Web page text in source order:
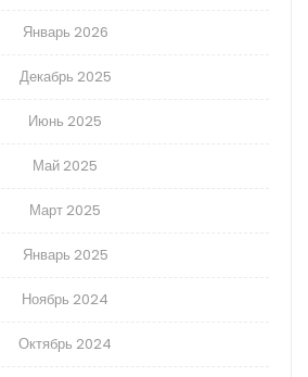
Январь 2026
Декабрь 2025
Июнь 2025
Май 2025
Март 2025
Январь 2025
Ноябрь 2024
Октябрь 2024